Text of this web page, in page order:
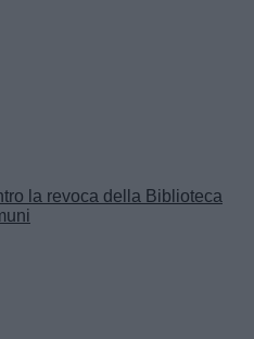
la revoca della Biblioteca